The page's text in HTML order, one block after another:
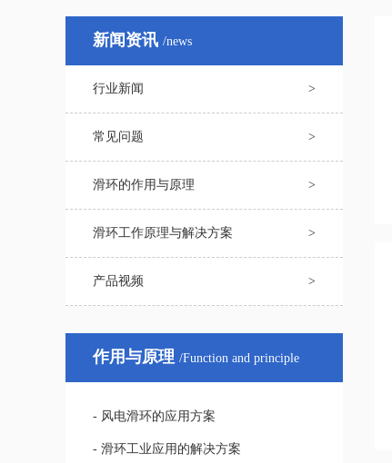
新闻资讯 /news
行业新闻 >
常见问题 >
滑环的作用与原理 >
滑环工作原理与解决方案 >
产品视频 >
作用与原理 /Function and principle
- 风电滑环的应用方案
- 滑环工业应用的解决方案